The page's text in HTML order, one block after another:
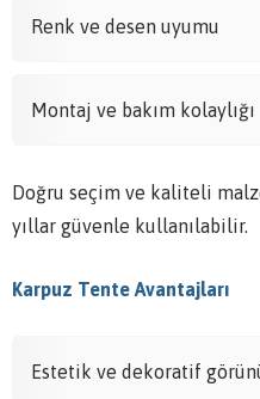
Renk ve desen uyumu
Montaj ve bakım kolaylığı
Doğru seçim ve kaliteli
yıllar güvenle kullanılabilir.
Karpuz Tente Avantajları
Estetik ve dekoratif